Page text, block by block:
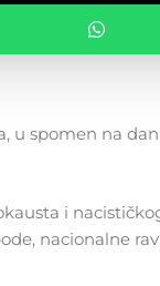
u spomen na
i
nacionalne